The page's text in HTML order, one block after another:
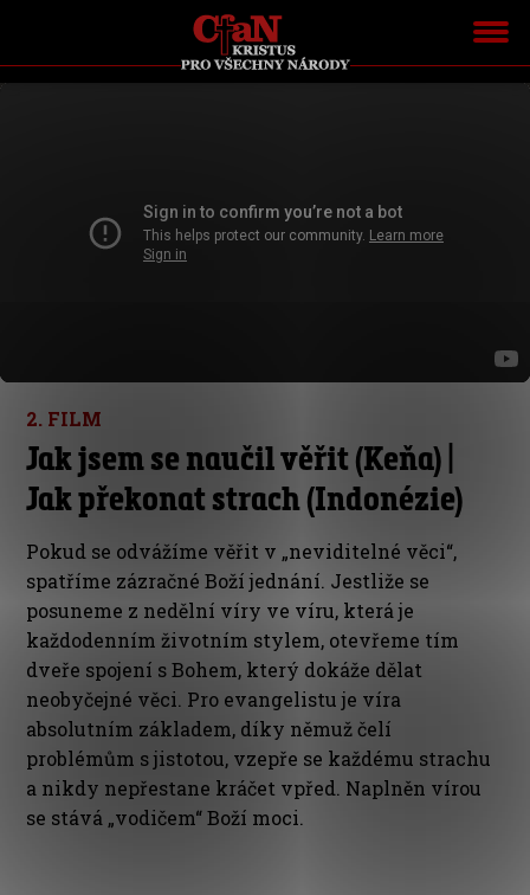
2. FILM
Jak jsem se naučil věřit (Keňa) |
Jak překonat strach (Indonézie)
Pokud se odvážíme věřit v „neviditelné věci“,
spatříme zázračné Boží jednání. Jestliže se
posuneme z nedělní víry ve víru, která je
každodenním životním stylem, otevřeme tím
dveře spojení s Bohem, který dokáže dělat
neobyčejné věci. Pro evangelistu je víra
absolutním základem, díky němuž čelí
problémům s jistotou, vzepře se každému strachu
a nikdy nepřestane kráčet vpřed. Naplněn vírou
se stává „vodičem“ Boží moci.